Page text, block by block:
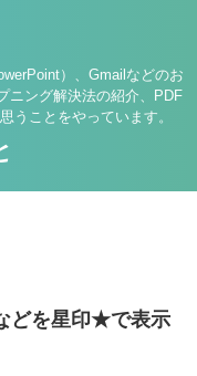
）、Gmailなどのお
ニング解決法の紹介、PDF
うことをやっています。
どを星印★で表示